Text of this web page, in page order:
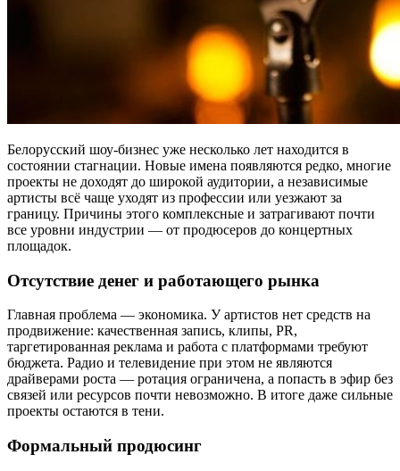
Белорусский шоу-бизнес уже несколько лет находится в
состоянии стагнации. Новые имена появляются редко, многие
проекты не доходят до широкой аудитории, а независимые
артисты всё чаще уходят из профессии или уезжают за
границу. Причины этого комплексные и затрагивают почти
все уровни индустрии — от продюсеров до концертных
площадок.
Отсутствие денег и работающего рынка
Главная проблема — экономика. У артистов нет средств на
продвижение: качественная запись, клипы, PR,
таргетированная реклама и работа с платформами требуют
бюджета. Радио и телевидение при этом не являются
драйверами роста — ротация ограничена, а попасть в эфир без
связей или ресурсов почти невозможно. В итоге даже сильные
проекты остаются в тени.
Формальный продюсинг